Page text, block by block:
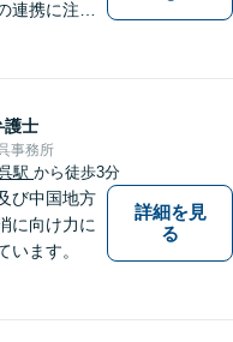
連携に注力
も対応いた
相談を！
護士
事務所
駅 から徒歩3分
び中国地方
に向け力に
います。
詳細を見
る